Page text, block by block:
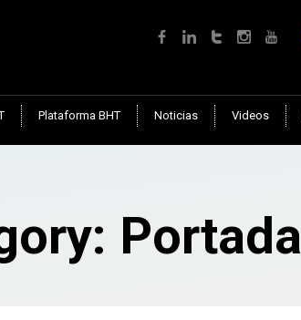
Plataforma BHT Noticias Videos
Portada